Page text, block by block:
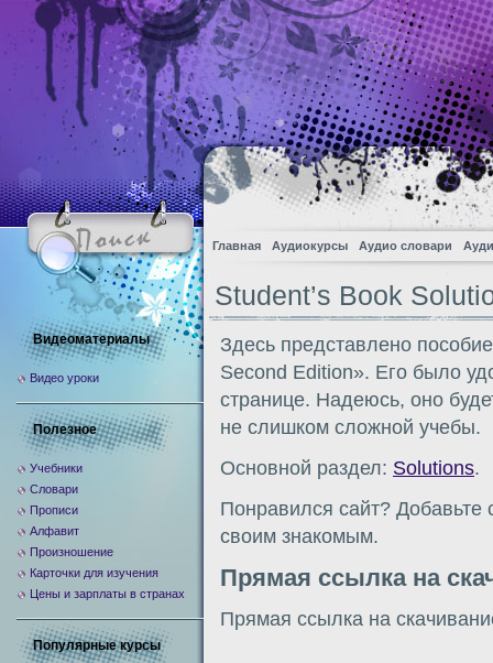
Главная Аудиокурсы Аудио словари
Student’s Book
Здесь представлено
Second Edition». Его было
странице. Надеюсь, оно
не слишком сложной учебы.
Основной раздел: Solutions.
Понравился сайт? Добавьте
своим знакомым.
Прямая ссылка на
Прямая ссылка на
Видеоматериалы
Видео уроки
Полезное
Учебники
Словари
Прописи
Алфавит
Произношение
Карточки для изучения
Цены и зарплаты в странах
Популярные курсы